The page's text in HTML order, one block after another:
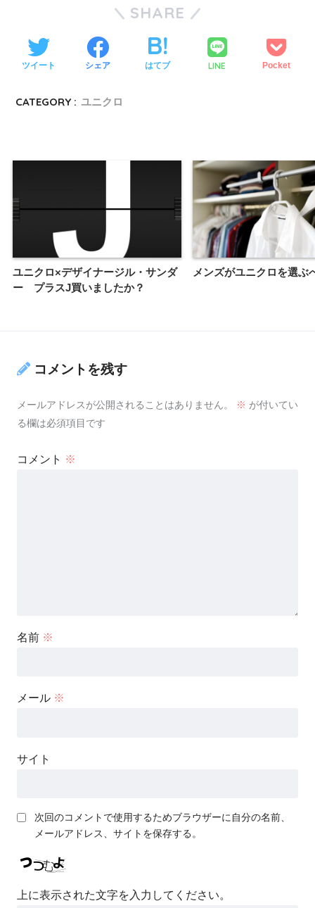
SHARE
ツイート シェア はてブ LINE Pocket
CATEGORY : ユニクロ
ユニクロ×デザイナージル・サンダ
ー プラスJ買いましたか？
メンズがユニクロを選ぶ
コメントを残す
メールアドレスが公開されることはありません。 ※ が付いてい
る欄は必須項目です
コメント ※
名前 ※
メール ※
サイト
次回のコメントで使用するためブラウザーに自分の名前、
メールアドレス、サイトを保存する。
上に表示された文字を入力してください。